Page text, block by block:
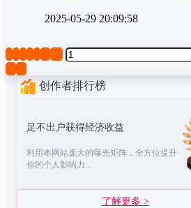
2025-05-29 20:09:58
创作者排行榜
足不出户获得经济收益
利用本网站庞大的曝光矩阵，全方位提升
你的个人影响力...
了解更多 >